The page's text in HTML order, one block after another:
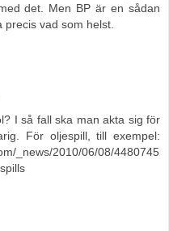
det. Men BP är en sådan
precis vad som helst.
I så fall ska man akta sig för
För oljespill, till exempel:
_news/2010/06/08/4480745